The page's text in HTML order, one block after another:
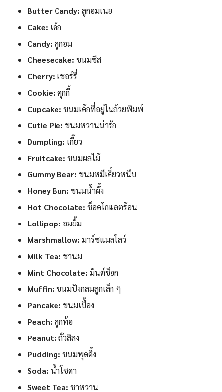
Butter Candy: ลูกอมเนย
Cake: เค้ก
Candy: ลูกอม
Cheesecake: ขนมชีส
Cherry: เชอร์รี่
Cookie: คุกกี้
Cupcake: ขนมเค้กที่อยู่ในถ้วยพิมพ์
Cutie Pie: ขนมหวานน่ารัก
Dumpling: เกี๊ยว
Fruitcake: ขนมผลไม้
Gummy Bear: ขนมหมีเคี้ยวหนึบ
Honey Bun: ขนมน้ำผึ้ง
Hot Chocolate: ช็อคโกแลตร้อน
Lollipop: อมยิ้ม
Marshmallow: มาร์ชแมลโลว์
Milk Tea: ชานม
Mint Chocolate: มินต์ช็อก
Muffin: ขนมปังกลมลูกเล็ก ๆ
Pancake: ขนมเบื้อง
Peach: ลูกท้อ
Peanut: ถั่วลิสง
Pudding: ขนมพุดดิ้ง
Soda: น้ำโซดา
Sweet Tea: ชาหวาน